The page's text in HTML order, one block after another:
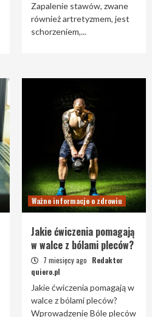
Zapalenie stawów, zwane
również artretyzmem, jest
schorzeniem,...
Ważne informacje o zdrowiu
Jakie ćwiczenia pomagają
w walce z bólami pleców?
7 miesięcy ago Redaktor
quiero.pl
Jakie ćwiczenia pomagają w
walce z bólami pleców?
Wprowadzenie Bóle pleców